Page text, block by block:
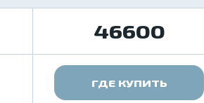
46600
ГДЕ КУПИТЬ